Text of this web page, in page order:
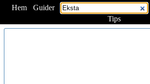
Hem
Guider
Tips